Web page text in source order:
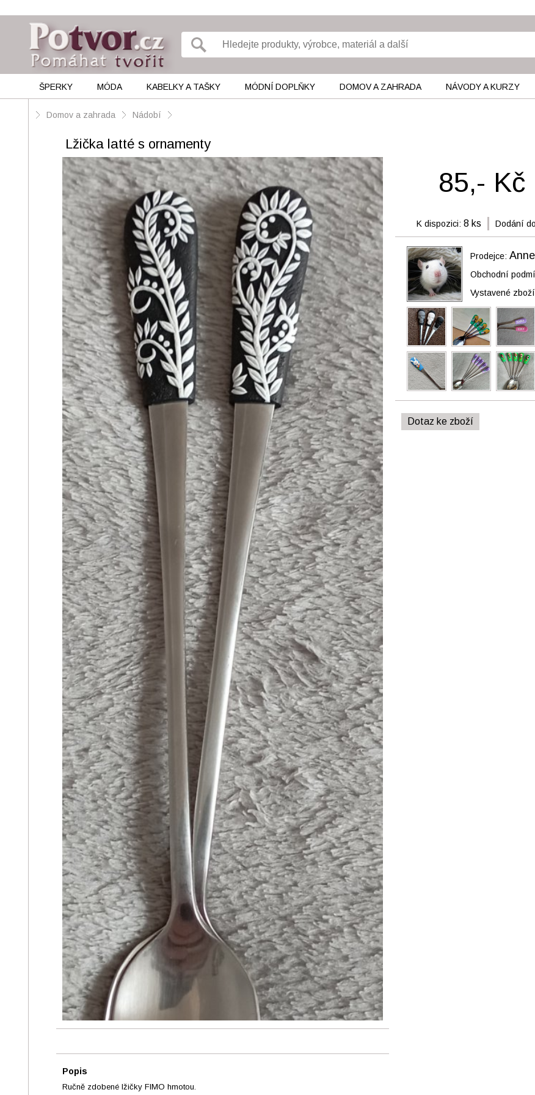
ŠPERKY MÓDA KABELKY A TAŠKY MÓDNÍ DOPLŇKY DOMOV A ZAHRADA NÁVODY A KURZY
Domov a zahrada Nádobí
Lžička latté s ornamenty
85,- Kč
K dispozici: 8 ks Dodání
Prodejce:
Obchodní
Vystavené
Dotaz ke zboží
Popis
Ručně zdobené lžičky FIMO hmotou.